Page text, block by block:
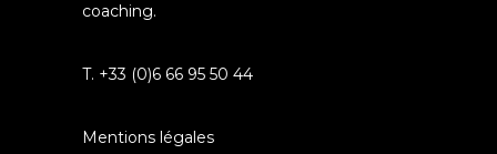
coaching.
T. +33 (0)6 66 95 50 44
Mentions légales